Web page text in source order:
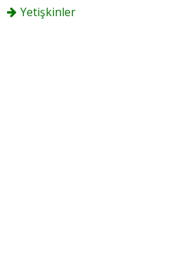
Yetişkinler